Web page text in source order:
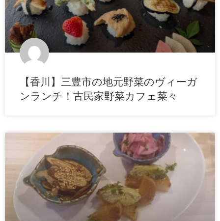
【香川】三豊市の地元野菜のヴィーガ
ンランチ！古民家野菜カフェ菜々